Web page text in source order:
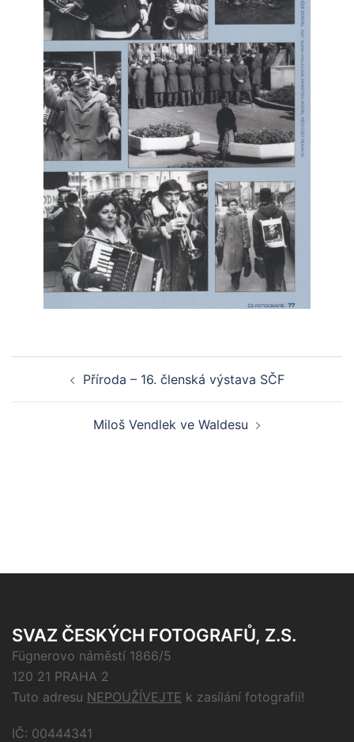
navigationPříroda – 16. členská výstava SČF
Miloš Vendlek ve Waldesu
SVAZ ČESKÝCH FOTOGRAFŮ, Z.S.
Fügnerovo náměstí 1866/5
120 21 PRAHA 2
Tuto adresu NEPOUŽÍVEJTE k zasílání fotografií!
IČ: 00444341